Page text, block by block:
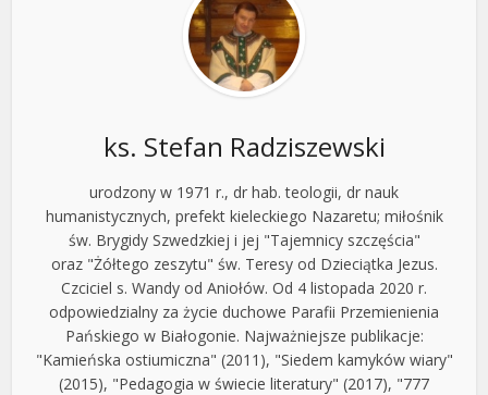
ks. Stefan Radziszewski
urodzony w 1971 r., dr hab. teologii, dr nauk
humanistycznych, prefekt kieleckiego Nazaretu; miłośnik
św. Brygidy Szwedzkiej i jej "Tajemnicy szczęścia"
oraz "Żółtego zeszytu" św. Teresy od Dzieciątka Jezus.
Czciciel s. Wandy od Aniołów. Od 4 listopada 2020 r.
odpowiedzialny za życie duchowe Parafii Przemienienia
Pańskiego w Białogonie. Najważniejsze publikacje:
"Kamieńska ostiumiczna" (2011), "Siedem kamyków wiary"
(2015), "Pedagogia w świecie literatury" (2017), "777